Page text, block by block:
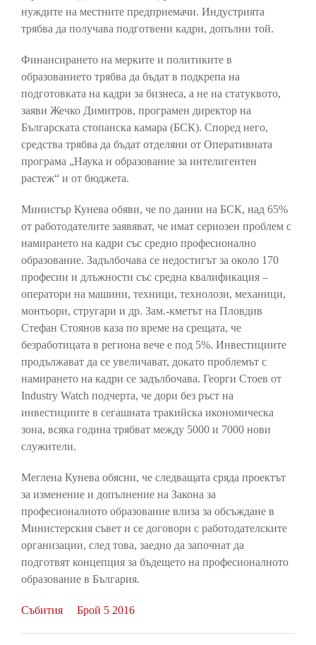
нуждите на местните предприемачи. Индустрията
трябва да получава подготвени кадри, допълни той.
Финансирането на мерките и политиките в
образованието трябва да бъдат в подкрепа на
подготовката на кадри за бизнеса, а не на статуквото,
заяви Жечко Димитров, програмен директор на
Българската стопанска камара (БСК). Според него,
средства трябва да бъдат отделяни от Оперативната
програма „Наука и образование за интелигентен
растеж“ и от бюджета.
Министър Кунева обяви, че по данни на БСК, над 65%
от работодателите заявяват, че имат сериозен проблем с
намирането на кадри със средно професионално
образование. Задълбочава се недостигът за около 170
професии и длъжности със средна квалификация –
оператори на машини, техници, технолози, механици,
монтьори, стругари и др. Зам.-кметът на Пловдив
Стефан Стоянов каза по време на срещата, че
безработицата в региона вече е под 5%. Инвестициите
продължават да се увеличават, докато проблемът с
намирането на кадри се задълбочава. Георги Стоев от
Industry Watch подчерта, че дори без ръст на
инвестициите в сегашната тракийска икономическа
зона, всяка година трябват между 5000 и 7000 нови
служители.
Меглена Кунева обясни, че следващата сряда проектът
за изменение и допълнение на Закона за
професионалното образование влиза за обсъждане в
Министерския съвет и се договори с работодателските
организации, след това, заедно да започнат да
подготвят концепция за бъдещето на професионалното
образование в България.
Събития Брой 5 2016